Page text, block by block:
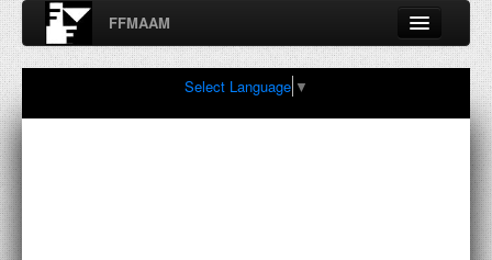
FFMAAM
Fondo Francesco Moschini
A.A.M. Architettura Arte Moderna
Percorsi, nodi, sconfinamenti e contaminazioni tra Arte,
Select Language ▼